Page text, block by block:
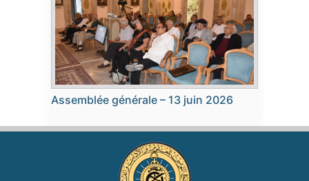
Assemblée générale – 13 juin 2026